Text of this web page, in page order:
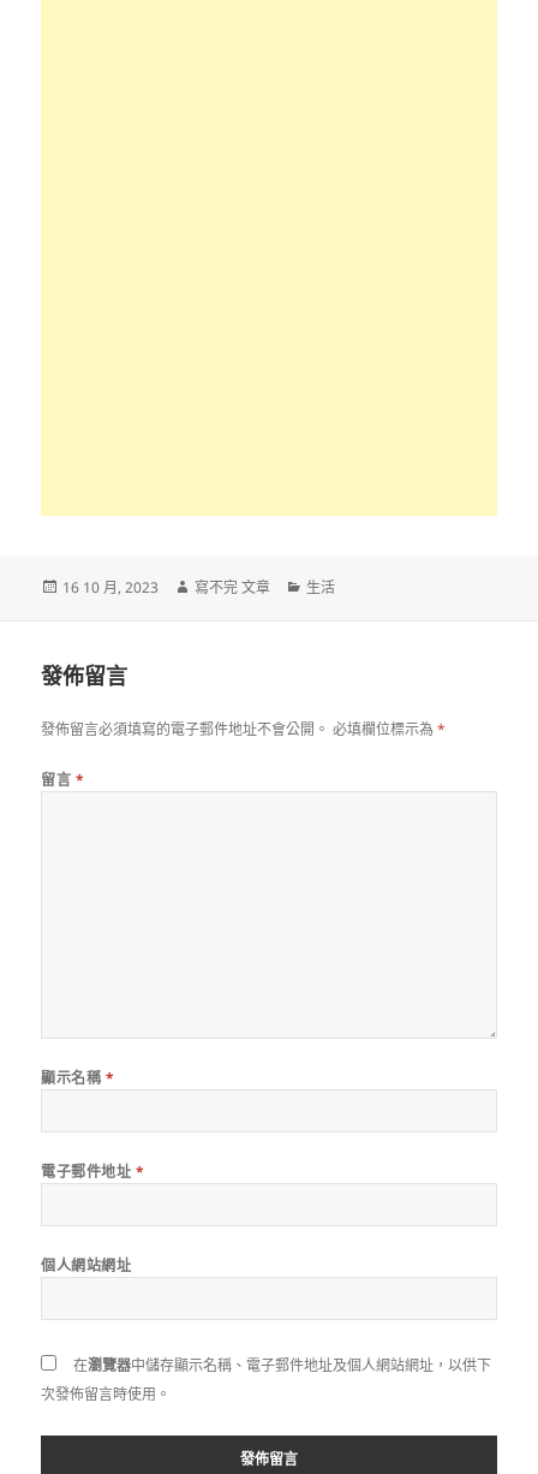
發
16 10 月, 2023
作
寫不完 文章
分
生活
發佈留言
發佈留言必須填寫的電子郵件地址不會公開。 必填欄位標示為*
留言 *
顯示名稱 *
電子郵件地址 *
個人網站網址
在瀏覽器中儲存顯示名稱、電子郵件地址及個人網站網址，以供下
次發佈留言時使用。